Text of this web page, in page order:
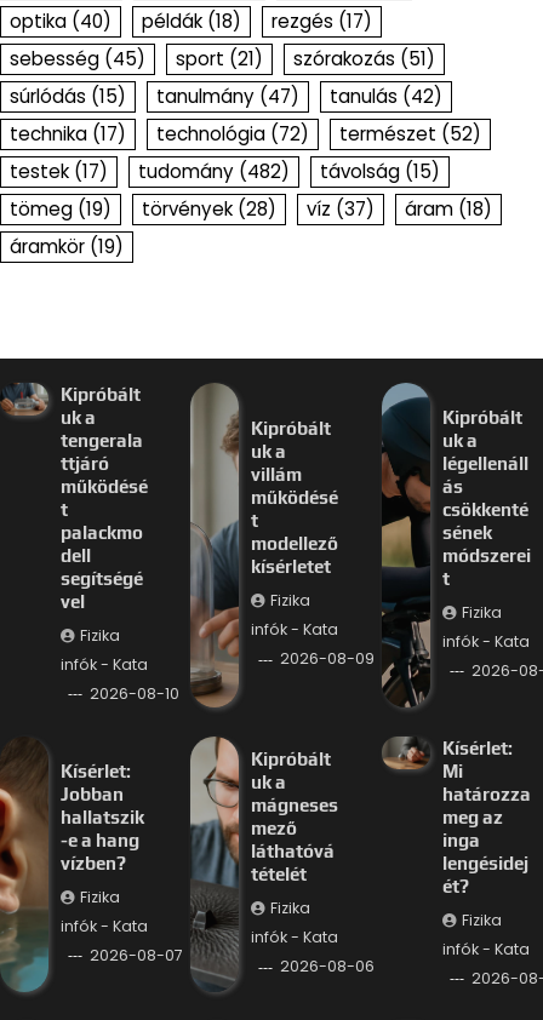
optika (40) példák (18) rezgés (17)
sebesség (45) sport (21) szórakozás (51)
súrlódás (15) tanulmány (47) tanulás (42)
technika (17) technológia (72) természet (52)
testek (17) tudomány (482) távolság (15)
tömeg (19) törvények (28) víz (37) áram (18)
áramkör (19)
Kipróbált
uk a
tengerala
ttjáró
működésé
t
palackmo
dell
segítségé
vel
Fizika
infók - Kata
2026-08-10
Kipróbált
uk a
villám
működésé
t
modellező
kísérletet
Fizika
infók - Kata
2026-08-09
Kipróbált
uk a
légellenáll
ás
csökkenté
sének
módszerei
t
Fizika
infók - Kata
2026-
Kísérlet:
Jobban
hallatszik
-e a hang
vízben?
Fizika
infók - Kata
2026-08-07
Kipróbált
uk a
mágneses
mező
láthatóvá
tételét
Fizika
infók - Kata
2026-08-06
Kísérlet:
Mi
határozza
meg az
inga
lengésidej
ét?
Fizika
infók - Kata
2026-